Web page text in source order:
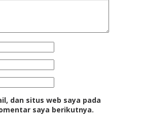
dan situs web saya pada
saya berikutnya.